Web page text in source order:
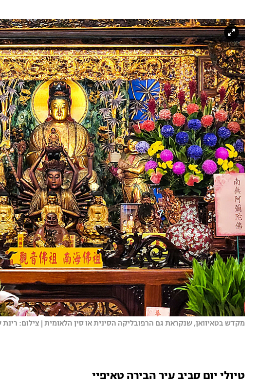
מקדש בטאיוואן, שנקראת גם הרפובליקה הסינית או סין הלאומית | צילום: רינת
טיולי יום סביב עיר הבירה טאיפיי